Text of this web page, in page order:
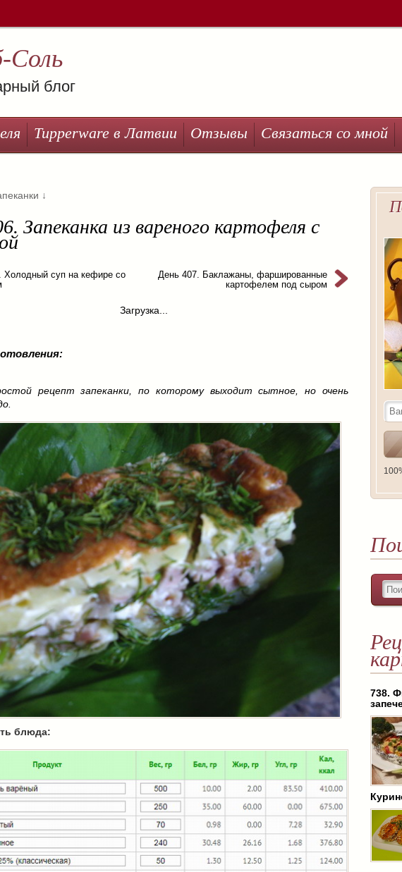
Соль
блог
Tupperware в Латвии Отзывы Связаться со мной
↓
Запеканка из вареного картофеля с
Холодный суп на кефире со
День 407. Баклажаны, фаршированные
картофелем под сыром
Загрузка...
рецепт запеканки, по которому выходит сытное, но очень
блюда:
738.